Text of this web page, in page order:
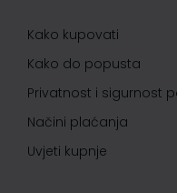
Kako kupovati
Kako do popusta
Privatnost i sigurnost
Načini plaćanja
Uvjeti kupnje